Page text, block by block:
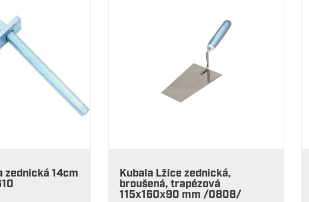
zednická 14cm
Kubala Lžíce zednická,
broušená, trapézová
115x160x90 mm /0808/